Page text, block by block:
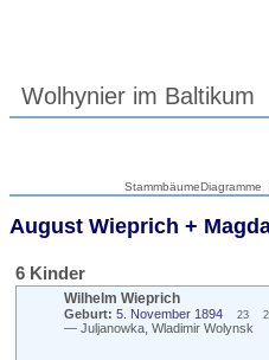
Wolhynier im Baltikum
StammbäumeDiagramme
August Wieprich +
6 Kinder
Wilhelm Wieprich
Geburt: 5. November 1894 23
— Juljanowka, Wladimir Wolynsk